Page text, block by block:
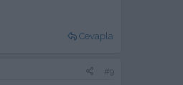
Cevapla
#9